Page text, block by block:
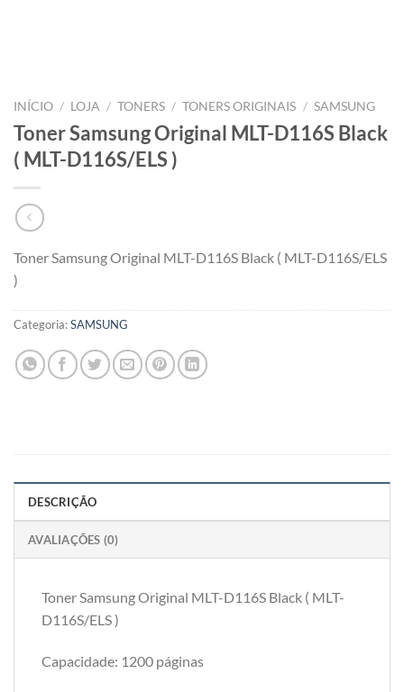
INÍCIO / LOJA / TONERS / TONERS ORIGINAIS / SAMSUNG
Toner Samsung Original MLT-D116S Black
( MLT-D116S/ELS )
Toner Samsung Original MLT-D116S Black ( MLT-D116S/ELS
)
Categoria:SAMSUNG
DESCRIÇÃO
AVALIAÇÕES (0)
Toner Samsung Original MLT-D116S Black ( MLT-
D116S/ELS )
Capacidade: 1200 páginas